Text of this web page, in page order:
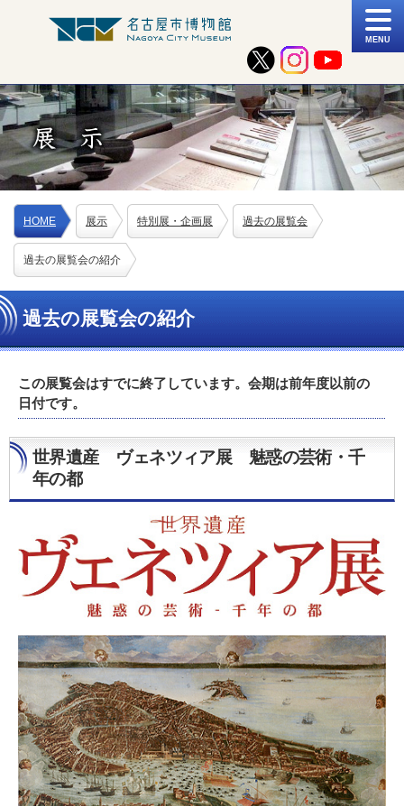
MENU
HOME 展示 特別展・企画展 過去の展覧会
過去の展覧会の紹介
過去の展覧会の紹介
この展覧会はすでに終了しています。会期は前年度以前の
日付です。
世界遺産 ヴェネツィア展 魅惑の芸術・千
年の都